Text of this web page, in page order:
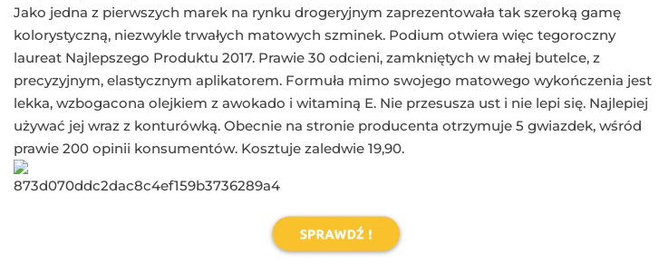
Jako jedna z pierwszych marek na rynku drogeryjnym zaprezentowała tak szeroką gamę
kolorystyczną, niezwykle trwałych matowych szminek. Podium otwiera więc tegoroczny
laureat Najlepszego Produktu 2017. Prawie 30 odcieni, zamkniętych w małej butelce, z
precyzyjnym, elastycznym aplikatorem. Formuła mimo swojego matowego wykończenia jest
lekka, wzbogacona olejkiem z awokado i witaminą E. Nie przesusza ust i nie lepi się. Najlepiej
używać jej wraz z konturówką. Obecnie na stronie producenta otrzymuje 5 gwiazdek, wśród
prawie 200 opinii konsumentów. Kosztuje zaledwie 19,90.